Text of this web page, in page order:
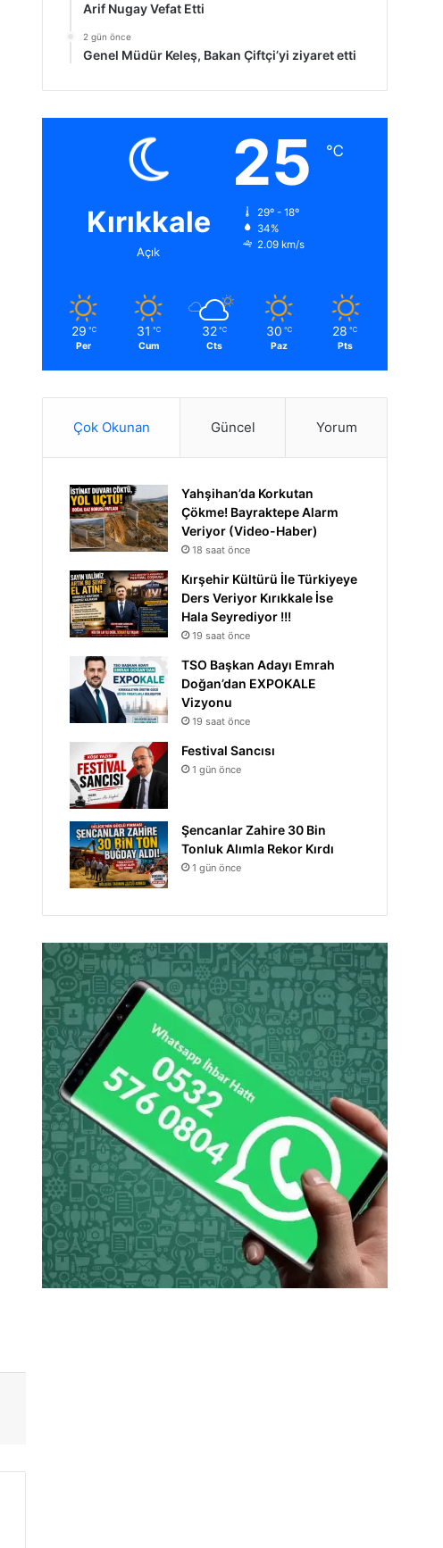
Arif Nugay Vefat Etti
2 gün önce
Genel Müdür Keleş, Bakan Çiftçi’yi ziyaret etti
Kırıkkale
Açık
25 ℃
29º - 18º
34%
2.09 km/s
29 ℃
Per
31 ℃
Cum
32 ℃
Cts
30 ℃
Paz
28 ℃
Pts
Çok Okunan Güncel Yorum
Yahşihan’da Korkutan
Çökme! Bayraktepe Alarm
Veriyor (Video-Haber)
18 saat önce
Kırşehir Kültürü İle Türkiyeye
Ders Veriyor Kırıkkale İse
Hala Seyrediyor !!!
19 saat önce
TSO Başkan Adayı Emrah
Doğan’dan EXPOKALE
Vizyonu
19 saat önce
Festival Sancısı
1 gün önce
Şencanlar Zahire 30 Bin
Tonluk Alımla Rekor Kırdı
1 gün önce